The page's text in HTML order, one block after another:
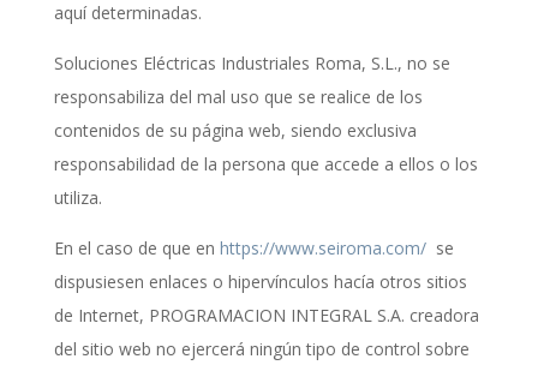
aquí determinadas.
Soluciones Eléctricas Industriales Roma, S.L., no se
responsabiliza del mal uso que se realice de los
contenidos de su página web, siendo exclusiva
responsabilidad de la persona que accede a ellos o los
utiliza.
En el caso de que en https://www.seiroma.com/se
dispusiesen enlaces o hipervínculos hacía otros sitios
de Internet, PROGRAMACION INTEGRAL S.A. creadora
del sitio web no ejercerá ningún tipo de control sobre